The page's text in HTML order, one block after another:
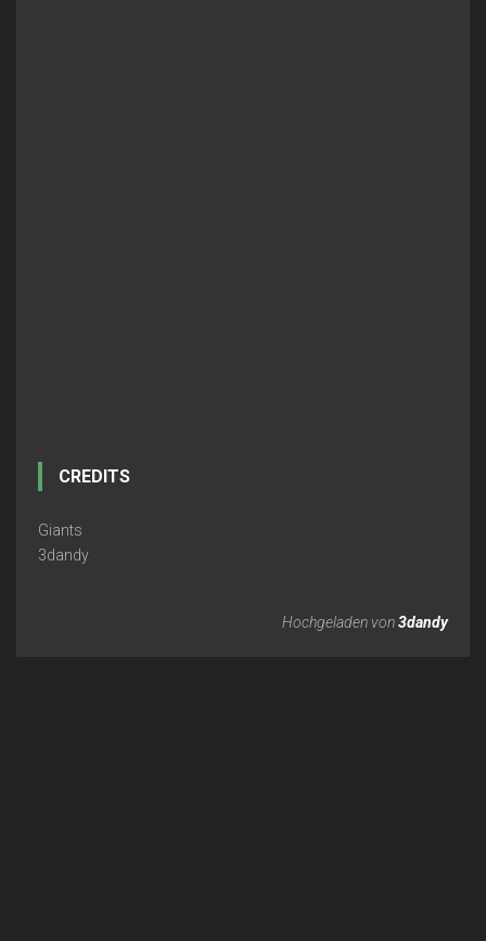
CREDITS
Giants
3dandy
Hochgeladen von3dandy